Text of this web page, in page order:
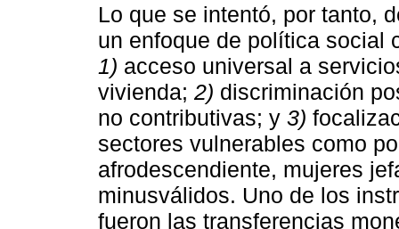
Lo que se intentó, por tanto,
un enfoque de política social
1) acceso universal a
vivienda; 2) discriminación
no contributivas; y 3)
sectores vulnerables como
afrodescendiente, mujeres
minusválidos. Uno de los
fueron las transferencias